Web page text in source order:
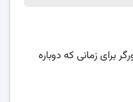
برای زمانی که دوباره